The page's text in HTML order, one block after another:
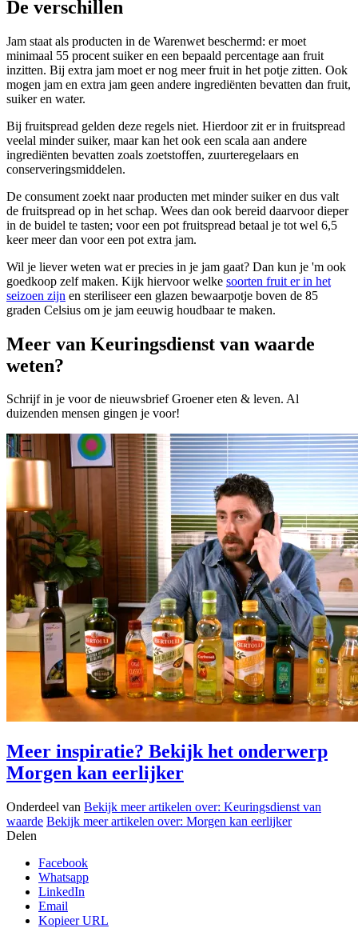
De verschillen
Jam staat als producten in de Warenwet beschermd: er moet
minimaal 55 procent suiker en een bepaald percentage aan fruit
inzitten. Bij extra jam moet er nog meer fruit in het potje zitten. Ook
mogen jam en extra jam geen andere ingrediënten bevatten dan fruit,
suiker en water.
Bij fruitspread gelden deze regels niet. Hierdoor zit er in fruitspread
veelal minder suiker, maar kan het ook een scala aan andere
ingrediënten bevatten zoals zoetstoffen, zuurteregelaars en
conserveringsmiddelen.
De consument zoekt naar producten met minder suiker en dus valt
de fruitspread op in het schap. Wees dan ook bereid daarvoor dieper
in de buidel te tasten; voor een pot fruitspread betaal je tot wel 6,5
keer meer dan voor een pot extra jam.
Wil je liever weten wat er precies in je jam gaat? Dan kun je 'm ook
goedkoop zelf maken. Kijk hiervoor welke soorten fruit er in het
seizoen zijn en steriliseer een glazen bewaarpotje boven de 85
graden Celsius om je jam eeuwig houdbaar te maken.
Meer van Keuringsdienst van waarde
weten?
Schrijf in je voor de nieuwsbrief Groener eten & leven. Al
duizenden mensen gingen je voor!
Meer inspiratie? Bekijk het onderwerp
Morgen kan eerlijker
Onderdeel van Bekijk meer artikelen over: Keuringsdienst van
waarde Bekijk meer artikelen over: Morgen kan eerlijker
Delen
Facebook
Whatsapp
LinkedIn
Email
Kopieer URL